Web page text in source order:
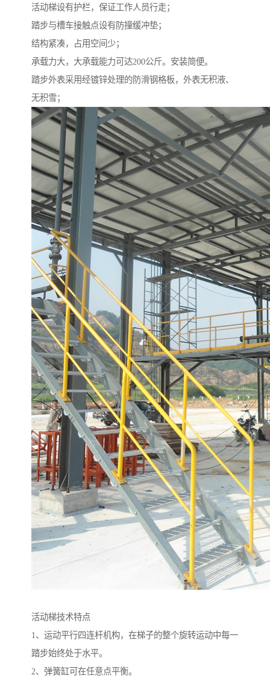
活动梯设有护栏，保证工作人员行走；
踏步与槽车接触点设有防撞缓冲垫；
结构紧凑，占用空间少；
承载力大，大承载能力可达200公斤。安装简便。
踏步外表采用经镀锌处理的防滑钢格板，外表无积液、
无积雪；
活动梯技术特点
1、运动平行四连杆机构，在梯子的整个旋转运动中每一
踏步始终处于水平。
2、弹簧缸可在任意点平衡。